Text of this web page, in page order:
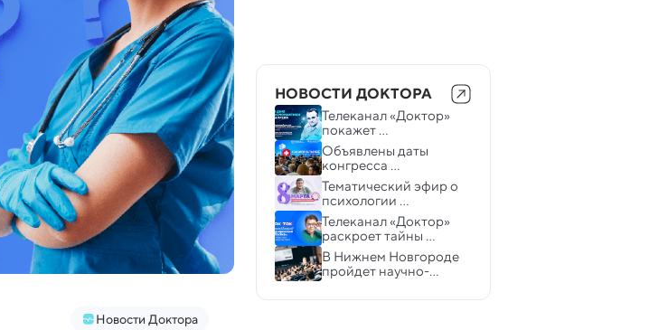
Новости Доктора
НОВОСТИ ДОКТОРА
Телеканал «Доктор»
покажет
документальные
фильмы в честь Дня
космонавтики
Объявлены даты
конгресса
«Национальное
здравоохранение»
Тематический эфир о
психологии
отношений на
телеканале «Доктор» с
Михаилом
Лабковским
Телеканал «Доктор»
раскроет тайны
работы
судмедэксперта
В Нижнем Новгороде
пройдет научно-
практический
конгресс,